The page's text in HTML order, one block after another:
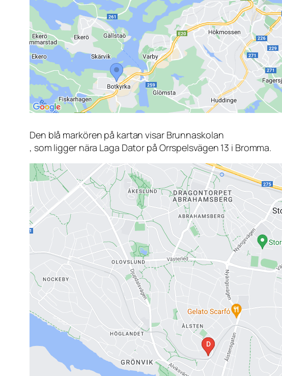
Den blå markören på kartan visar Brunnaskolan
, som ligger nära Laga Dator på Orrspelsvägen 13 i Bromma.